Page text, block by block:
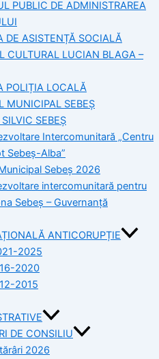
PUBLIC DE ADMINISTRAREA
DE ASISTENȚĂ SOCIALĂ
CULTURAL LUCIAN BLAGA –
POLIȚIA LOCALĂ
MUNICIPAL SEBEȘ
SEBEȘ
Intercomunitară „Centru
Sebeș-Alba”
Sebeș 2026
intercomunitară pentru
Sebeș – Guvernanță
ANTICORUPȚIE
2025
2020
2015
DE CONSILIU
2026